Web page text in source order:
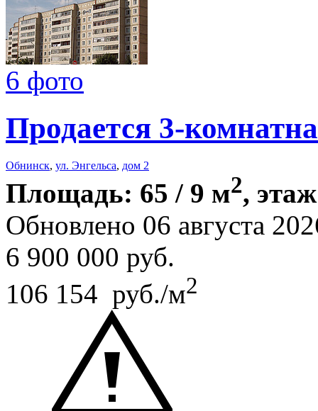
6 фото
Продается 3-
Обнинск, ул. Энгельса, дом 2
Площадь: 65 / 9 м2,
Обновлено 06 августа
6 900 000 руб.
106 154 руб./м2